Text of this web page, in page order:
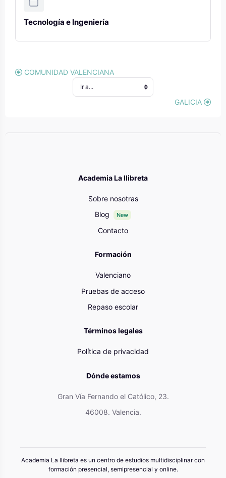
Tecnología e Ingeniería
COMUNIDAD VALENCIANA
GALICIA
Academia La llibreta
Sobre nosotras
Blog
New
Contacto
Formación
Valenciano
Pruebas de acceso
Repaso escolar
Términos legales
Política de privacidad
Dónde estamos
Gran Vía Fernando el Católico, 23.
46008. Valencia.
Academia La llibreta es un centro de estudios multidisciplinar con
formación presencial, semipresencial y online.